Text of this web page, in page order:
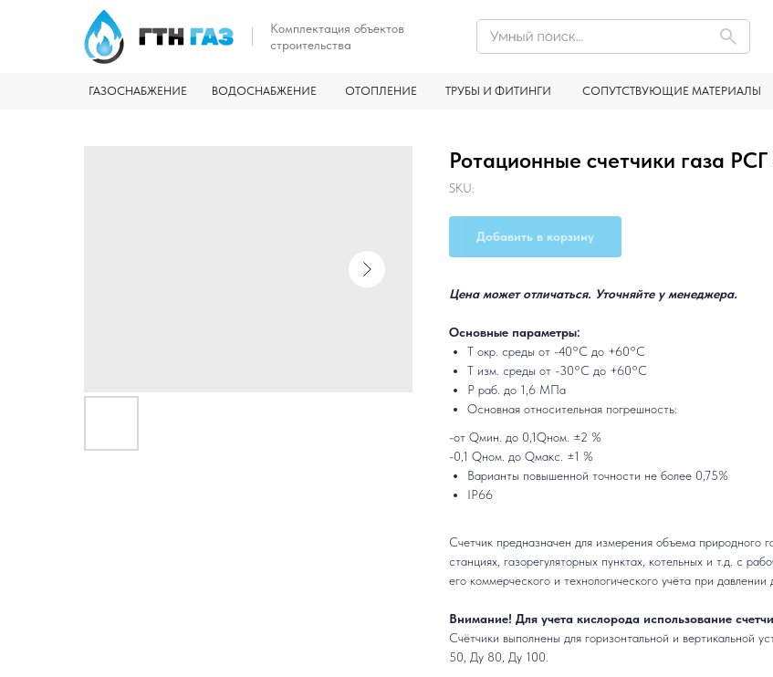
ГАЗОСНАБЖЕНИЕ
Комплектация объектов
строительства
ВОДОСНАБЖЕНИЕ ТРУБЫ И ФИТИНГИ
ОТОПЛЕНИЕ СОПУТСТВУЮЩИЕ МАТЕРИАЛЫ
Ротационные счетчики газа
SKU:
Добавить в корзину
Цена может отличаться. Уточняйте у менеджера.
Основные параметры:
Т окр. среды от -40°С до +60°С
Т изм. среды от -30°С до +60°С
Р раб. до 1,6 МПа
Основная относительная погрешность:
-от Qмин. до 0,1Qном. ±2 %
-0,1 Qном. до Qмакс. ±1 %
Варианты повышенной точности не более 0,75%
IP66
Счетчик предназначен для измерения объема природного
станциях, газорегуляторных пунктах, котельных и т.д. с
его коммерческого и технологического учёта при
Внимание! Для учета кислорода использование
Счётчики выполнены для горизонтальной и вертикальной
50, Ду 80, Ду 100.